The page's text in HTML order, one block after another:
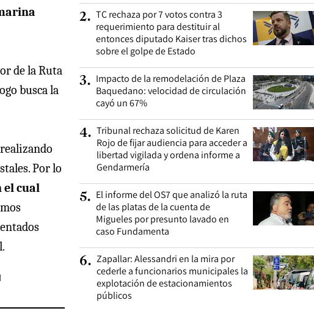
de la Ruta
busca la
Por lo
el cual
2. TC rechaza por 7 votos contra 3
requerimiento para destituir al
entonces diputado Kaiser tras dichos
sobre el golpe de Estado
3. Impacto de la remodelación de Plaza
Baquedano: velocidad de circulación
cayó un 67%
4. Tribunal rechaza solicitud de Karen
Rojo de fijar audiencia para acceder a
libertad vigilada y ordena informe a
Gendarmería
5. El informe del OS7 que analizó la ruta
de las platas de la cuenta de
Migueles por presunto lavado en
caso Fundamenta
6. Zapallar: Alessandri en la mira por
cederle a funcionarios municipales la
explotación de estacionamientos
públicos